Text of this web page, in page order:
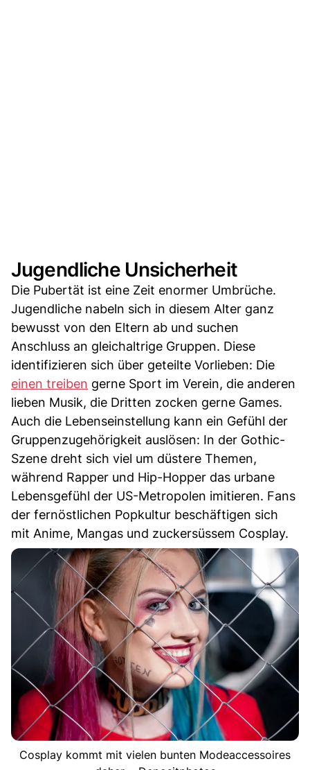
Jugendliche Unsicherheit
Die Pubertät ist eine Zeit enormer Umbrüche.
Jugendliche nabeln sich in diesem Alter ganz
bewusst von den Eltern ab und suchen
Anschluss an gleichaltrige Gruppen. Diese
identifizieren sich über geteilte Vorlieben: Die
einen treiben gerne Sport im Verein, die anderen
lieben Musik, die Dritten zocken gerne Games.
Auch die Lebenseinstellung kann ein Gefühl der
Gruppenzugehörigkeit auslösen: In der Gothic-
Szene dreht sich viel um düstere Themen,
während Rapper und Hip-Hopper das urbane
Lebensgefühl der US-Metropolen imitieren. Fans
der fernöstlichen Popkultur beschäftigen sich
mit Anime, Mangas und zuckersüssem Cosplay.
Cosplay kommt mit vielen bunten Modeaccessoires